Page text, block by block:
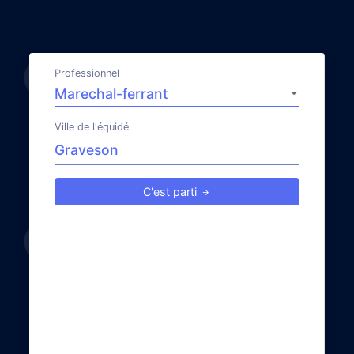
Professionnel
Ville de l'équidé
C'est parti